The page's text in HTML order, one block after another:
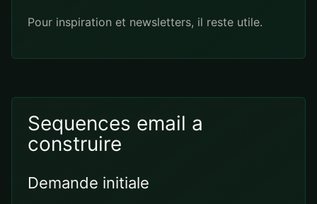
Pour inspiration et newsletters, il reste utile.
Sequences email a
construire
Demande initiale